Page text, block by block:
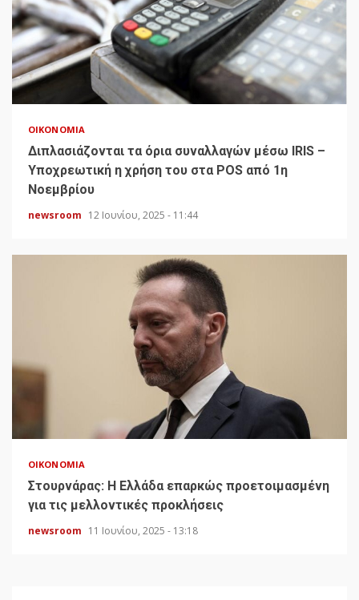
ΟΙΚΟΝΟΜΊΑ
Διπλασιάζονται τα όρια συναλλαγών μέσω IRIS –
Υποχρεωτική η χρήση του στα POS από 1η
Νοεμβρίου
newsroom 12 Ιουνίου, 2025 - 11:44
ΟΙΚΟΝΟΜΊΑ
Στουρνάρας: Η Ελλάδα επαρκώς προετοιμασμένη
για τις μελλοντικές προκλήσεις
newsroom 11 Ιουνίου, 2025 - 13:18